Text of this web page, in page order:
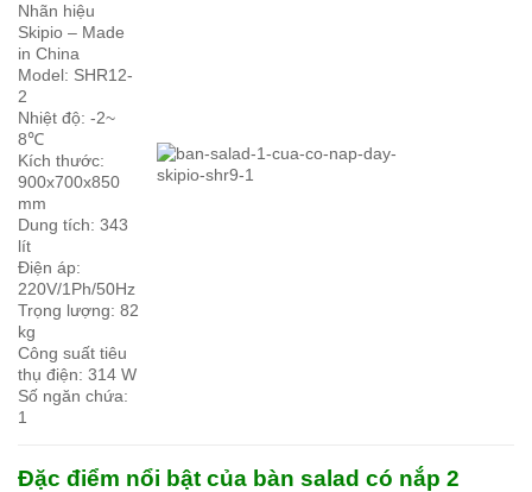
Nhãn hiệu
Skipio – Made
in China
Model: SHR12-
2
Nhiệt độ: -2~
8℃
Kích thước:
900x700x850
mm
Dung tích: 343
lít
Điện áp:
220V/1Ph/50Hz
Trọng lượng: 82
kg
Công suất tiêu
thụ điện: 314 W
Số ngăn chứa:
1
Đặc điểm nổi bật của bàn salad có nắp 2